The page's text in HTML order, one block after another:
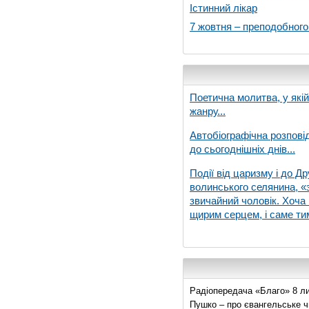
Істинний лікар
7 жовтня –
Поетична молитва, у
жанру...
Автобіографічна
до сьогоднішніх днів...
Події від царизму і до
волинського селянина,
звичайний чоловік. Хоча
щирим серцем, і саме
Радіопередача «Благо» 8
Пушко – про євангельське